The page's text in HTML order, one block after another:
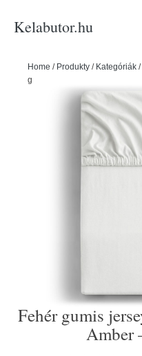
Kelabutor.hu
Home / Produkty / Kategóriák /
gumis jersey lepedő 220x200
Fehér gumis
Amber